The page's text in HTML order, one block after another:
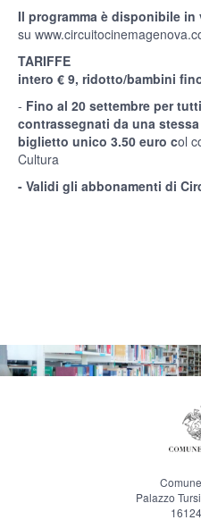
Il programma è disponibile
su
TARIFFE
intero € 9, ridotto/bambini
- Fino al 20 settembre per
contrassegnati da una
biglietto unico 3.50 euro col
Cultura
- Validi gli abbonamenti di
Palazzo